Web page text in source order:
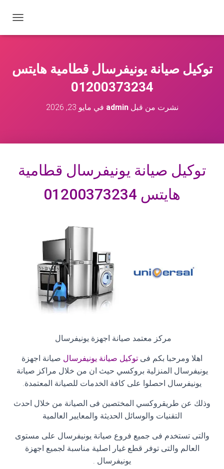
ب
ا
توكيل صيانة يونيفرسال قطامية هايتس
01200373234
نشرت من قبلadmin في مايو 23, 2026
توكيل صيانة يونيفرسال قطامية
هايتس 01200373234
مركز معتمد صيانة اجهزة يونيفرسال
اهلا ومرحبا بكم فى توكيل صيانة يونيفرسال صيانة اجهزة
يونيفرسال المنزلية بروكسي حيث ان من خلال مراكز صيانة
يونيفرسال احصلوا على كافة الخدمات للصيانة المعتمدة
وذلك عن طريقروكسي المختصين فى الصيانة من خلال احدث
التقنيات والوسائل الحديثة والمعايير العالمية
والتى تستخدم فى جميع فروع صيانة يونيفرسال على مستوى
العالم والتى توفر قطع غيار اصلية مناسبة لجميع اجهزة
يونيفرسال